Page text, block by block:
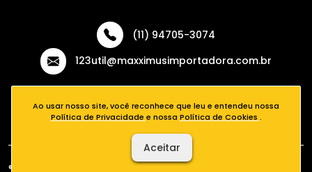
(11) 94705-3074
123util@maxximusimportadora.com.br
® 2026 - 123Útil - Todos os direitos reservados. Desenvolvido por
Ao usar nosso site, você reconhece que leu e entendeu nossa
Política de Privacidade e nossa Política de Cookies .
Aceitar